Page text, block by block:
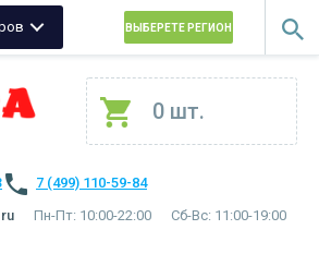
ВЫБЕРЕТЕ РЕГИОН
0 шт.
7 (499) 110-59-84
Пн-Пт: 10:00-22:00 Сб-Вс: 11:00-19:00